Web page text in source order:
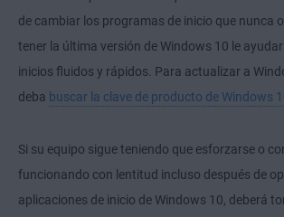
de cambiar los programas de inicio que nunca
tener la última versión de Windows 10 le
inicios fluidos y rápidos. Para actualizar a
deba buscar la clave de producto de Windows
Si su equipo sigue teniendo que esforzarse o
funcionando con lentitud incluso después de
aplicaciones de inicio de Windows 10, deberá